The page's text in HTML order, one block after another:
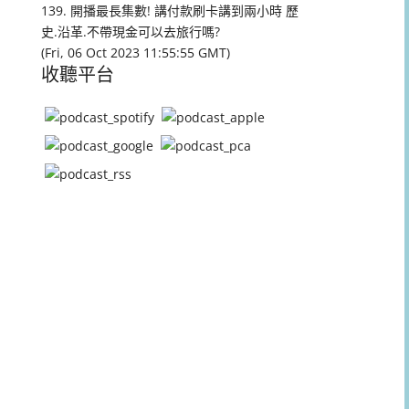
139. 開播最長集數! 講付款刷卡講到兩小時 歷
史.沿革.不帶現金可以去旅行嗎?
(Fri, 06 Oct 2023 11:55:55 GMT)
收聽平台